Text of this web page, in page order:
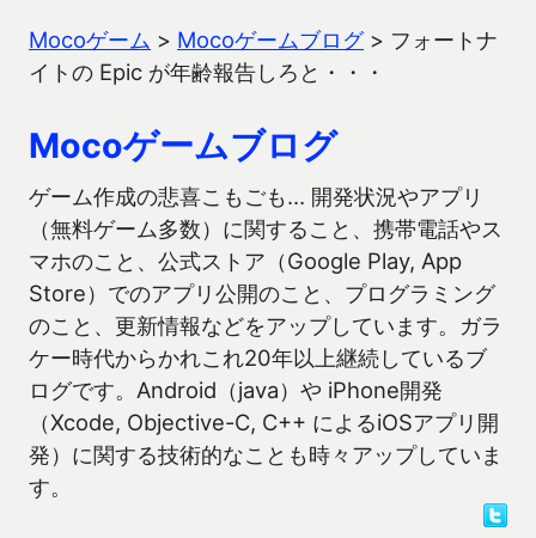
Mocoゲーム > Mocoゲームブログ> フォートナ
イトの Epic が年齢報告しろと・・・
Mocoゲームブログ
ゲーム作成の悲喜こもごも… 開発状況やアプリ
（無料ゲーム多数）に関すること、携帯電話やス
マホのこと、公式ストア（Google Play, App
Store）でのアプリ公開のこと、プログラミング
のこと、更新情報などをアップしています。ガラ
ケー時代からかれこれ20年以上継続しているブ
ログです。Android（java）や iPhone開発
（Xcode, Objective-C, C++ によるiOSアプリ開
発）に関する技術的なことも時々アップしていま
す。